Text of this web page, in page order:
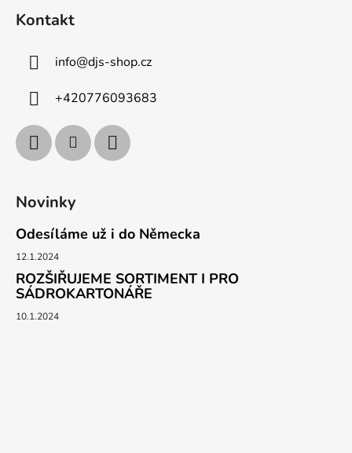
Kontakt
info@djs-shop.cz
+420776093683
Novinky
Odesíláme už i do Německa
12.1.2024
ROZŠIŘUJEME SORTIMENT I PRO
SÁDROKARTONÁŘE
10.1.2024